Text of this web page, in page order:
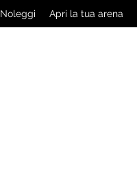
Noleggi Apri la tua arena